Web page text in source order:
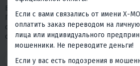
Благодарим Вас за проявленный
Просим пройти короткий тест.
серьезно, так как в нашем выборе мы
основываться на его результаты.
2
Если с вами связались от имени X-
оплатить заказ переводом на
лица или индивидуального
мошенники. Не переводите деньги!
Если у вас есть подозрения в